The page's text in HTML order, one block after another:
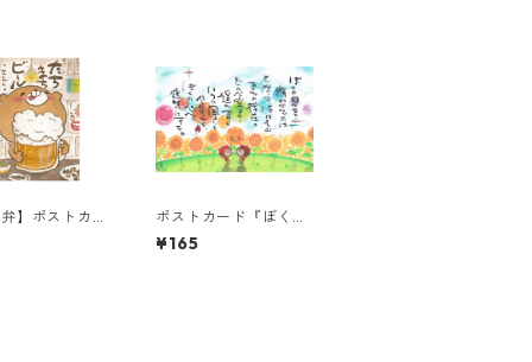
】ポストカー
ポストカード『ぼくの
日々を輝かせるの
は・・・』
¥165